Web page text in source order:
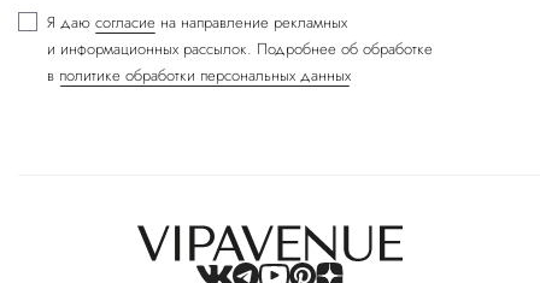
Я даю согласие на направление рекламных
и информационных рассылок. Подробнее об обработке
в политике обработки персональных данных